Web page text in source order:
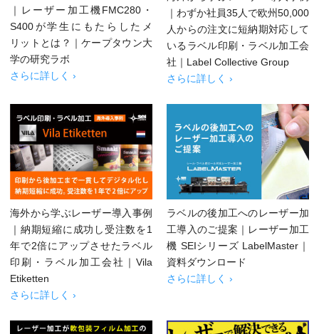
｜レーザー加工機FMC280・
S400が学生にもたらしたメ
リットとは？｜ケープタウン大
学の研究ラボ
さらに詳しく ›
｜わずか社員35人で欧州50,000
人からの注文に短納期対応して
いるラベル印刷・ラベル加工会
社｜Label Collective Group
さらに詳しく ›
海外から学ぶレーザー導入事例
｜納期短縮に成功し受注数を1
年で2倍にアップさせたラベル
印刷・ラベル加工会社｜Vila
Etiketten
さらに詳しく ›
ラベルの後加工へのレーザー加
工導入のご提案｜レーザー加工
機 SEIシリーズ LabelMaster｜
資料ダウンロード
さらに詳しく ›